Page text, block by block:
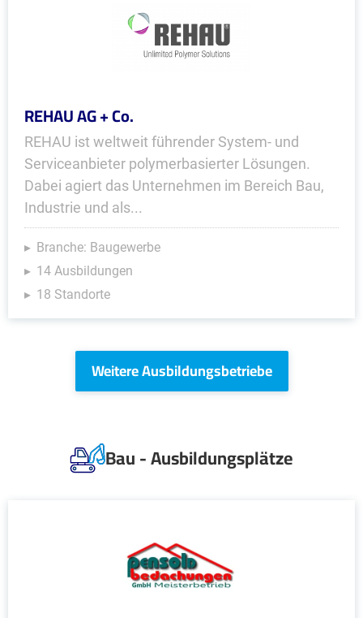
REHAU AG + Co.
REHAU ist weltweit führender System- und
Serviceanbieter polymerbasierter Lösungen.
Dabei agiert das Unternehmen im Bereich Bau,
Industrie und als...
Branche: Baugewerbe
14 Ausbildungen
18 Standorte
Weitere Ausbildungsbetriebe
Bau - Ausbildungsplätze